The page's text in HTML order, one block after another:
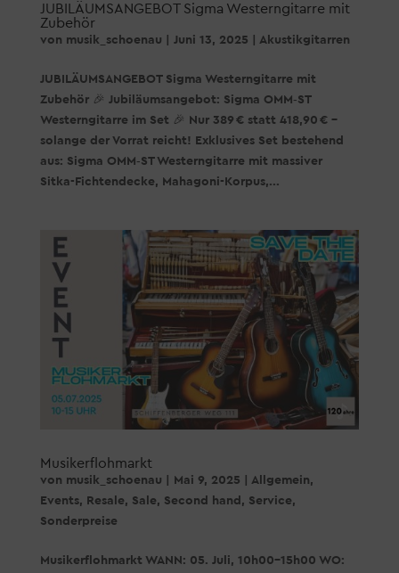
JUBILÄUMSANGEBOT Sigma Westerngitarre mit
Zubehör
von musik_schoenau Juni 13, 2025 Akustikgitarren
JUBILÄUMSANGEBOT Sigma Westerngitarre mit
Zubehör 🎉 Jubiläumsangebot: Sigma OMM‑ST
Westerngitarre im Set 🎉 Nur 389 € statt 418,90 € –
solange der Vorrat reicht! Exklusives Set bestehend
aus: Sigma OMM‑ST Westerngitarre mit massiver
Sitka-Fichtendecke, Mahagoni-Korpus,...
Musikerflohmarkt
von musik_schoenau Mai 9, 2025 Allgemein,
Events, Resale, Sale, Second hand , Service,
Sonderpreise
Musikerflohmarkt WANN: 05. Juli, 10h00-15h00 WO: